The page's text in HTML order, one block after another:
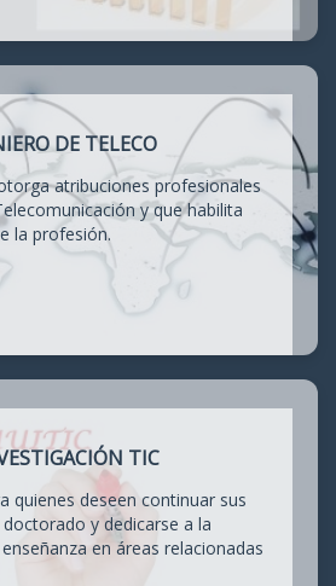
DE TELECO
atribuciones profesionales
y que habilita
la profesión.
TIC
quienes deseen continuar sus
y dedicarse a la
en áreas relacionadas